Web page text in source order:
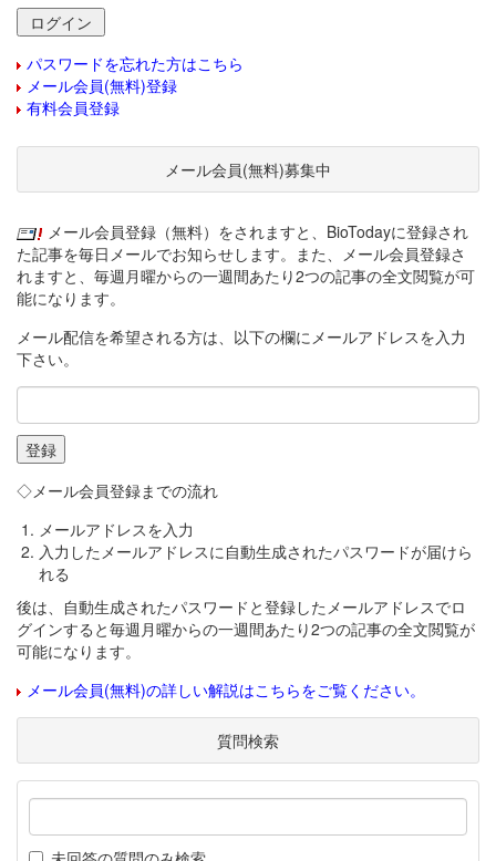
パスワードを忘れた方はこちら
メール会員(無料)登録
有料会員登録
メール会員(無料)募集中
メール会員登録（無料）をされますと、BioTodayに登録され
た記事を毎日メールでお知らせします。また、メール会員登録さ
れますと、毎週月曜からの一週間あたり2つの記事の全文閲覧が可
能になります。
メール配信を希望される方は、以下の欄にメールアドレスを入力
下さい。
◇メール会員登録までの流れ
メールアドレスを入力
入力したメールアドレスに自動生成されたパスワードが届けら
れる
後は、自動生成されたパスワードと登録したメールアドレスでロ
グインすると毎週月曜からの一週間あたり2つの記事の全文閲覧が
可能になります。
メール会員(無料)の詳しい解説はこちらをご覧ください。
質問検索